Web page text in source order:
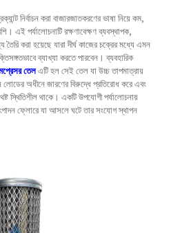
নির্বাচন করা বাজারজাতকরণের ভাষা নিয়ে কম,
এই পর্যালোচনাটি রক্ষণাবেক্ষণ ব্যবস্থাপক,
করা হয়েছে যারা দীর্ঘ কাজের চক্রের মধ্যে এমন
ব্যাখ্যা করতে পারবেন। ব্যবহারিক
তেলএটি হল সেই তেল যা উচ্চ তাপমাত্রায়
লোডের অধীনে জারণের বিরুদ্ধে প্রতিরোধ করে এবং
স্থিতিশীল থাকে। একটি উপযোগী পর্যালোচনায়
ফ্লোরে যা আসলে ঘটে তার সংযোগ স্থাপন